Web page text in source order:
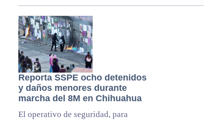
Reporta SSPE ocho detenidos
y daños menores durante
marcha del 8M en Chihuahua
El operativo de seguridad, para